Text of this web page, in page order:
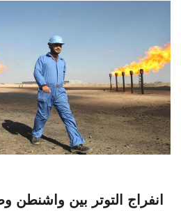
انفراج التوتر بين واشنطن